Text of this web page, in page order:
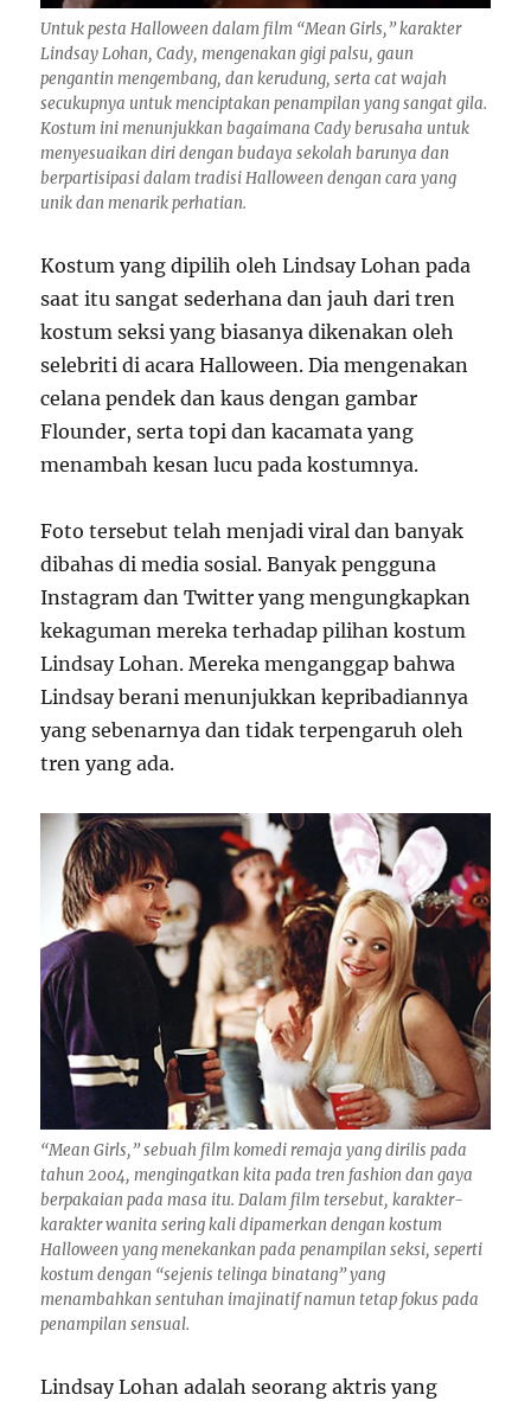
Untuk pesta Halloween dalam film “Mean Girls,” karakter
Lindsay Lohan, Cady, mengenakan gigi palsu, gaun
pengantin mengembang, dan kerudung, serta cat wajah
secukupnya untuk menciptakan penampilan yang sangat gila.
Kostum ini menunjukkan bagaimana Cady berusaha untuk
menyesuaikan diri dengan budaya sekolah barunya dan
berpartisipasi dalam tradisi Halloween dengan cara yang
unik dan menarik perhatian.
Kostum yang dipilih oleh Lindsay Lohan pada
saat itu sangat sederhana dan jauh dari tren
kostum seksi yang biasanya dikenakan oleh
selebriti di acara Halloween. Dia mengenakan
celana pendek dan kaus dengan gambar
Flounder, serta topi dan kacamata yang
menambah kesan lucu pada kostumnya.
Foto tersebut telah menjadi viral dan banyak
dibahas di media sosial. Banyak pengguna
Instagram dan Twitter yang mengungkapkan
kekaguman mereka terhadap pilihan kostum
Lindsay Lohan. Mereka menganggap bahwa
Lindsay berani menunjukkan kepribadiannya
yang sebenarnya dan tidak terpengaruh oleh
tren yang ada.
“Mean Girls,” sebuah film komedi remaja yang dirilis pada
tahun 2004, mengingatkan kita pada tren fashion dan gaya
berpakaian pada masa itu. Dalam film tersebut, karakter-
karakter wanita sering kali dipamerkan dengan kostum
Halloween yang menekankan pada penampilan seksi, seperti
kostum dengan “sejenis telinga binatang” yang
menambahkan sentuhan imajinatif namun tetap fokus pada
penampilan sensual.
Lindsay Lohan adalah seorang aktris yang